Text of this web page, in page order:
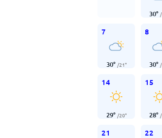
30° /
7
30° /21°
8
30° /
14
29° /20°
15
28° /
21 22